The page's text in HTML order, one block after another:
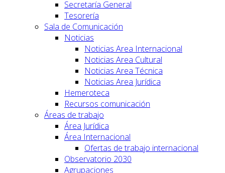
Secretaría General
Tesorería
Sala de Comunicación
Noticias
Noticias Area Internacional
Noticias Area Cultural
Noticias Area Técnica
Noticias Area Jurídica
Hemeroteca
Recursos comunicación
Áreas de trabajo
Área Jurídica
Área Internacional
Ofertas de trabajo internacional
Observatorio 2030
Agrupaciones